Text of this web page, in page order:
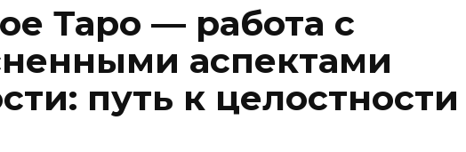
Таро — работа с
аспектами
путь к целостности